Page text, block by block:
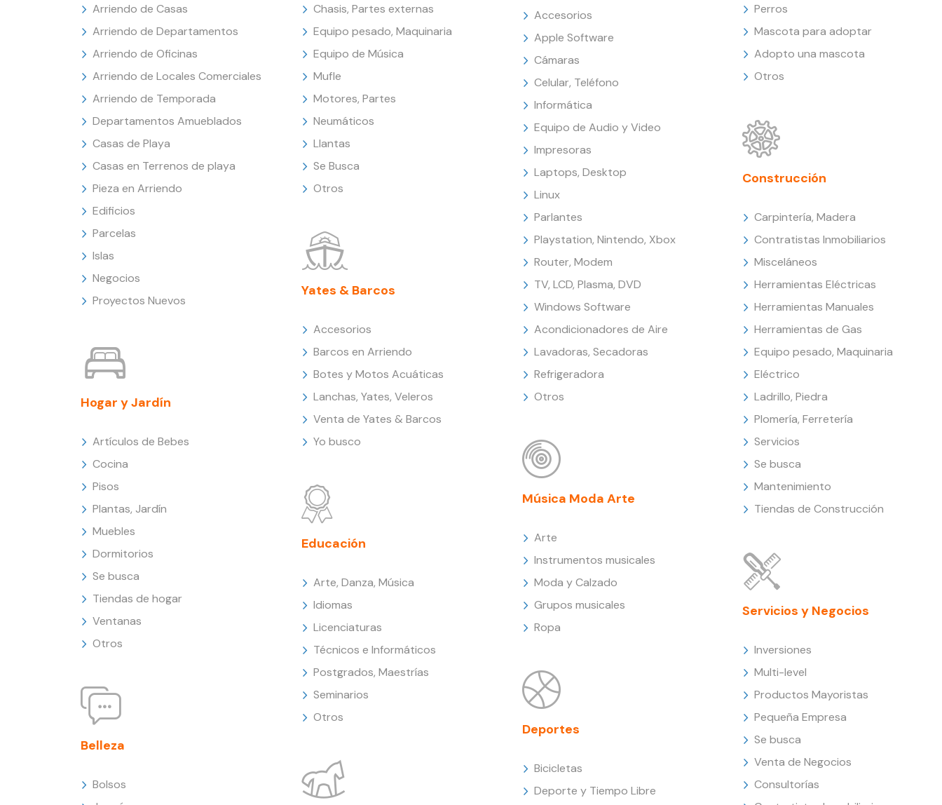
Arriendo de Casas
Arriendo de Departamentos
Arriendo de Oficinas
Arriendo de Locales Comerciales
Arriendo de Temporada
Departamentos Amueblados
Casas de Playa
Casas en Terrenos de playa
Pieza en Arriendo
Edificios
Parcelas
Islas
Negocios
Proyectos Nuevos
Hogar y Jardín
Artículos de Bebes
Cocina
Pisos
Plantas, Jardín
Muebles
Dormitorios
Se busca
Tiendas de hogar
Ventanas
Otros
Belleza
Bolsos
Chasis, Partes externas
Equipo pesado, Maquinaria
Equipo de Música
Mufle
Motores, Partes
Neumáticos
Llantas
Se Busca
Otros
Yates & Barcos
Accesorios
Barcos en Arriendo
Botes y Motos Acuáticas
Lanchas, Yates, Veleros
Venta de Yates & Barcos
Yo busco
Educación
Arte, Danza, Música
Idiomas
Licenciaturas
Técnicos e Informáticos
Postgrados, Maestrías
Seminarios
Otros
Accesorios
Apple Software
Cámaras
Celular, Teléfono
Informática
Equipo de Audio y Video
Impresoras
Laptops, Desktop
Linux
Parlantes
Playstation, Nintendo, Xbox
Router, Modem
TV, LCD, Plasma, DVD
Windows Software
Acondicionadores de Aire
Lavadoras, Secadoras
Refrigeradora
Otros
Música Moda Arte
Arte
Instrumentos musicales
Moda y Calzado
Grupos musicales
Ropa
Deportes
Bicicletas
Deporte y Tiempo Libre
Perros
Mascota para adoptar
Adopto una mascota
Otros
Construcción
Carpintería, Madera
Contratistas Inmobiliarios
Misceláneos
Herramientas Eléctricas
Herramientas Manuales
Herramientas de Gas
Equipo pesado, Maquinaria
Eléctrico
Ladrillo, Piedra
Plomería, Ferretería
Servicios
Se busca
Mantenimiento
Tiendas de Construcción
Servicios y Negocios
Inversiones
Multi-level
Productos Mayoristas
Pequeña Empresa
Se busca
Venta de Negocios
Consultorías